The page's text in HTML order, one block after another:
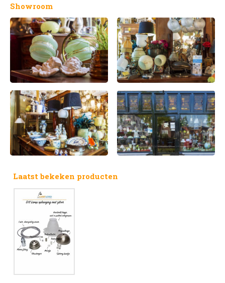
Showroom
Laatst bekeken producten